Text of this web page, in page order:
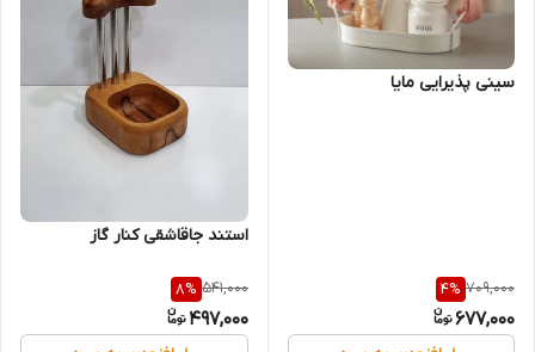
سینی پذیرایی مایا
709,000
4%
677,000
استند جاقاشقی کنار گاز
541,000
8%
497,000